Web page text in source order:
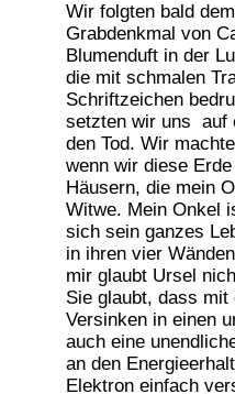
Wir folgten bald
Grabdenkmal von
Blumenduft in der
die mit schmalen
Schriftzeichen
setzten wir uns auf
den Tod. Wir
wenn wir diese
Häusern, die mein
Witwe. Mein Onkel
sich sein ganzes
in ihren vier
mir glaubt Ursel
Sie glaubt, dass mit
Versinken in einen
auch eine
an den
Elektron einfach